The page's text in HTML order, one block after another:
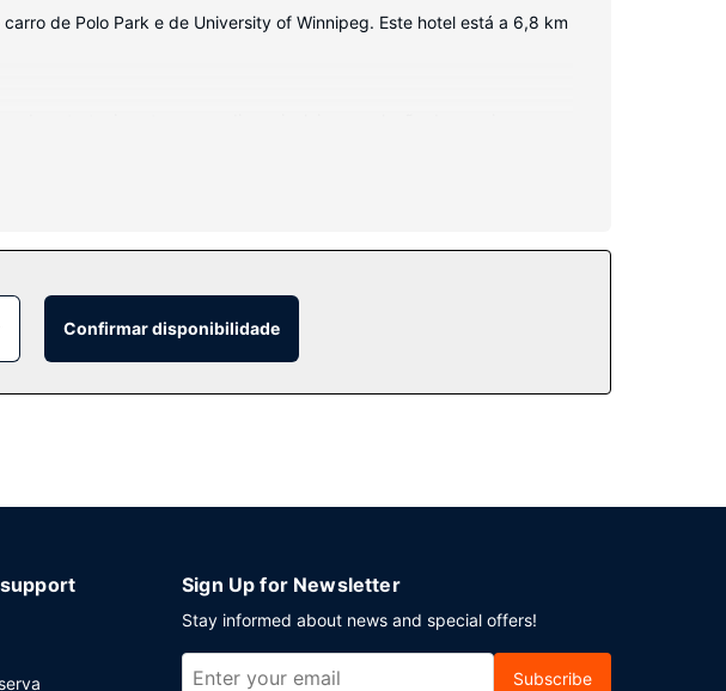
de Polo Park e de University of Winnipeg. Este hotel está a 6,8 km
banho estão equipadas com um polibã e uma banheira separados e
momento diariamente entre as 6:00 e as 11:00 mediante uma
Confirmar disponibilidade
Sign Up for Newsletter
Stay informed about news and special offers!
Subscribe